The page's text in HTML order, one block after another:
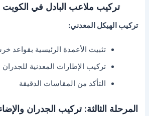
تركيب ملاعب البادل في الكويت 51064420
تركيب الهيكل المعدني:
تثبيت الأعمدة الرئيسية بقواعد
تركيب الإطارات المعدنية للجدران
التأكد من المقاسات الدقيقة
المرحلة الثالثة: تركيب الجدران